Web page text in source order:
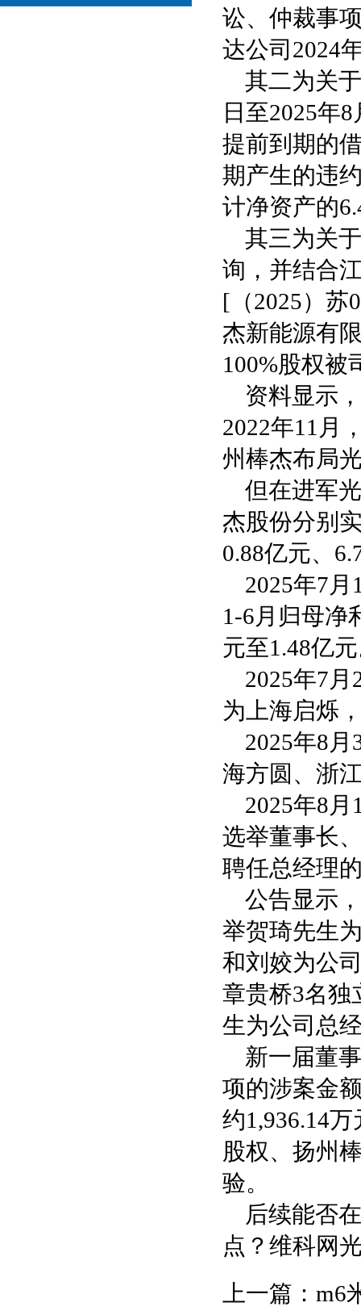
讼、仲裁事
达公司2024
其二为关
日至2025年
提前到期的
期产生的违
计净资产的
其三为关
询，并结合
[（2025）苏
杰新能源有
100%股权被
资料显示
2022年11月
州棒杰布局
但在进军
杰股份分别
0.88亿元、
2025年7
1-6月归母净
元至1.48亿
2025年7
为上海启烁
2025年8
海方圆、浙
2025年8
选举董事长
聘任总经理
公告显示
举贺琦先生
和刘姣为公
章贵桥3名独
生为公司总
新一届董
项的涉案金
约1,936.14
股权、扬州
验。
后续能否
点？维科网
上一篇： m6